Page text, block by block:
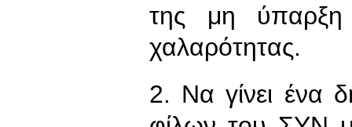
της μη ύπαρξη
χαλαρότητας.
2. Να γίνει ένα